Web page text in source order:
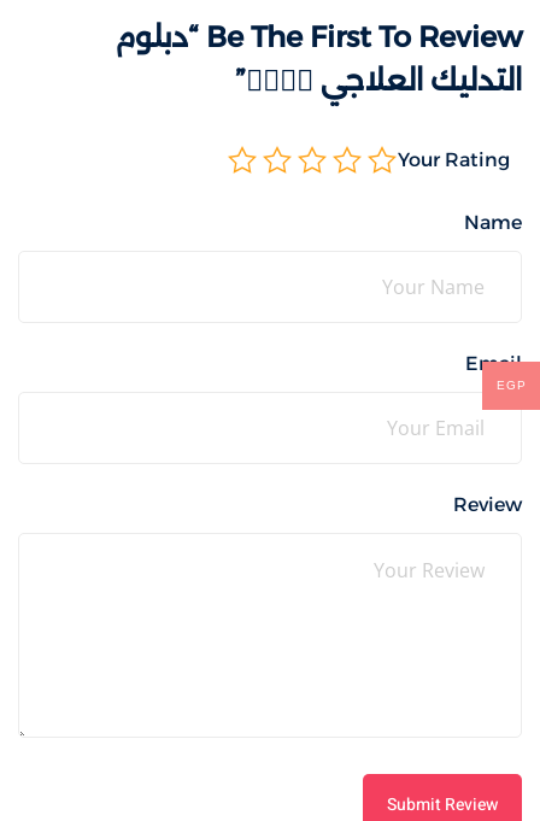
Be The First To Review “دبلوم
التدليك العلاجي 💆‍♀️💆‍♂️”
Your Rating
Name
Email
Review
Submit Review
EGP